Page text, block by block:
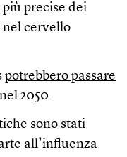
più precise dei
cervello
potrebbero passare
2050.
sono stati
all’influenza